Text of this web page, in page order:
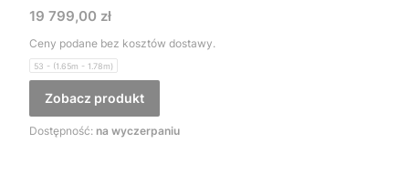
Cena
19 799,00 zł
Ceny podane bez kosztów dostawy.
53 - (1.65m - 1.78m)
Zobacz produkt
Dostępność: na wyczerpaniu